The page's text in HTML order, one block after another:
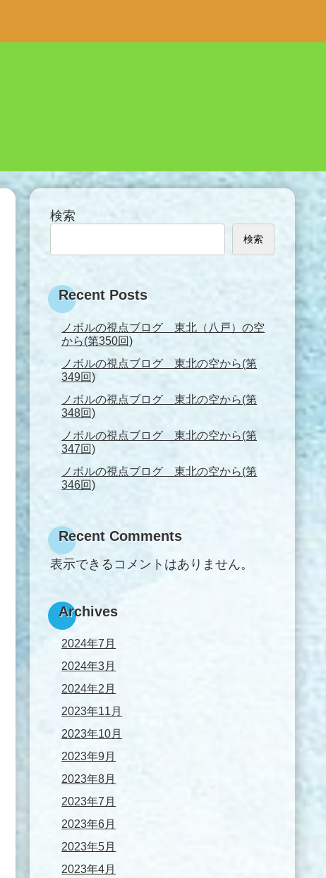
検索
検索
Recent Posts
ノボルの視点ブログ 東北（八戸）の空
から(第350回)
ノボルの視点ブログ 東北の空から(第
349回)
ノボルの視点ブログ 東北の空から(第
348回)
ノボルの視点ブログ 東北の空から(第
347回)
ノボルの視点ブログ 東北の空から(第
346回)
Recent Comments
表示できるコメントはありません。
Archives
2024年7月
2024年3月
2024年2月
2023年11月
2023年10月
2023年9月
2023年8月
2023年7月
2023年6月
2023年5月
2023年4月